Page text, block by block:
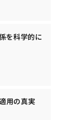
を科学的に
用の真実